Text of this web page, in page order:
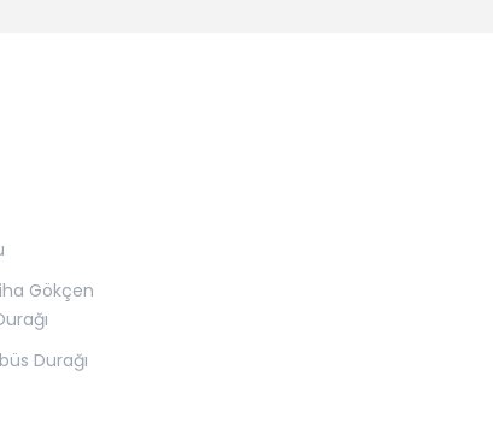
Gökçen
Durağı